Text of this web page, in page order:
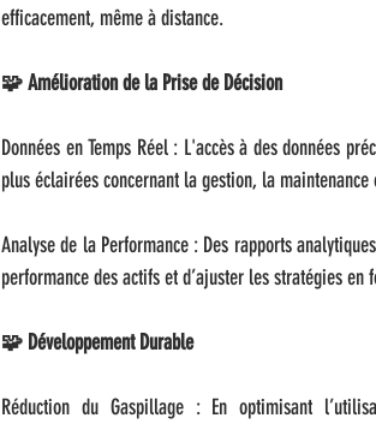
efficacement, même à distance.
🧩 Amélioration de la Prise de Décision
Données en Temps Réel : L'accès à des données
plus éclairées concernant la gestion, la
Analyse de la Performance : Des rapports
performance des actifs et d’ajuster les stratégies en
🧩 Développement Durable
Réduction du Gaspillage : En optimisant